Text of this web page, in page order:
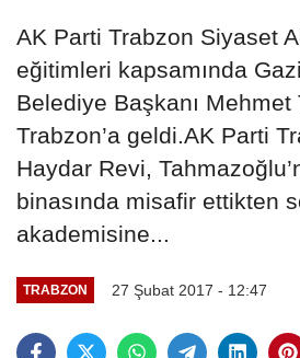
AK Parti Trabzon Siyaset
eğitimleri kapsamında
Belediye Başkanı Mehmet
Trabzon’a geldi.AK Parti
Haydar Revi,
binasında misafir ettikten
akademisine...
TRABZON 27 Şubat 2017 - 12:47